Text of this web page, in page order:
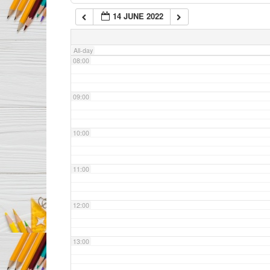
14 JUNE 2022
All-day
07:00
08:00
09:00
10:00
11:00
12:00
13:00